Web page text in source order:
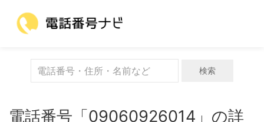
検索
電話番号「09060926014」の詳